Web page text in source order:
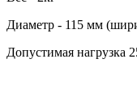
Диаметр - 115 мм
Допустимая нагрузка